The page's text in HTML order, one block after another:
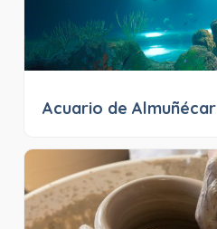
Acuario de Almuñécar